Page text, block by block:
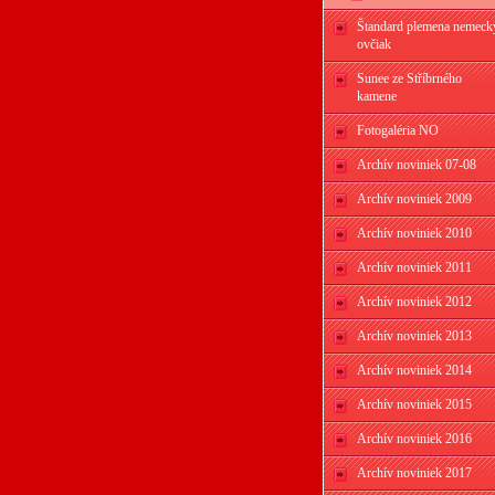
Štandard plemena
ovčiak
Sunee ze Stříbrného
kamene
Fotogaléria NO
Archív noviniek 07-08
Archív noviniek 2009
Archív noviniek 2010
Archív noviniek 2011
Archív noviniek 2012
Archív noviniek 2013
Archív noviniek 2014
Archív noviniek 2015
Archív noviniek 2016
Archív noviniek 2017